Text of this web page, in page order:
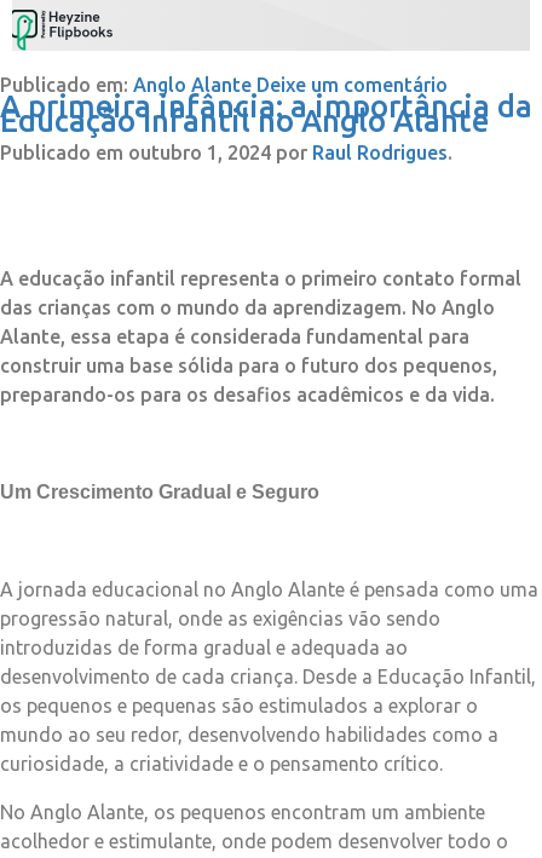
Publicado em: Anglo Alante Deixe um comentário
A primeira infância: a importância da
Educação Infantil no Anglo Alante
Publicado em outubro 1, 2024 por Raul Rodrigues.
A educação infantil representa o primeiro contato formal
das crianças com o mundo da aprendizagem. No Anglo
Alante, essa etapa é considerada fundamental para
construir uma base sólida para o futuro dos pequenos,
preparando-os para os desafios acadêmicos e da vida.
Um Crescimento Gradual e Seguro
A jornada educacional no Anglo Alante é pensada como uma
progressão natural, onde as exigências vão sendo
introduzidas de forma gradual e adequada ao
desenvolvimento de cada criança. Desde a Educação Infantil,
os pequenos e pequenas são estimulados a explorar o
mundo ao seu redor, desenvolvendo habilidades como a
curiosidade, a criatividade e o pensamento crítico.
No Anglo Alante, os pequenos encontram um ambiente
acolhedor e estimulante, onde podem desenvolver todo o